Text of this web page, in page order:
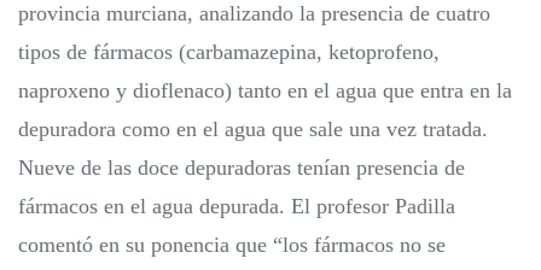
provincia murciana, analizando la presencia de cuatro
tipos de fármacos (carbamazepina, ketoprofeno,
naproxeno y dioflenaco) tanto en el agua que entra en la
depuradora como en el agua que sale una vez tratada.
Nueve de las doce depuradoras tenían presencia de
fármacos en el agua depurada. El profesor Padilla
comentó en su ponencia que “los fármacos no se